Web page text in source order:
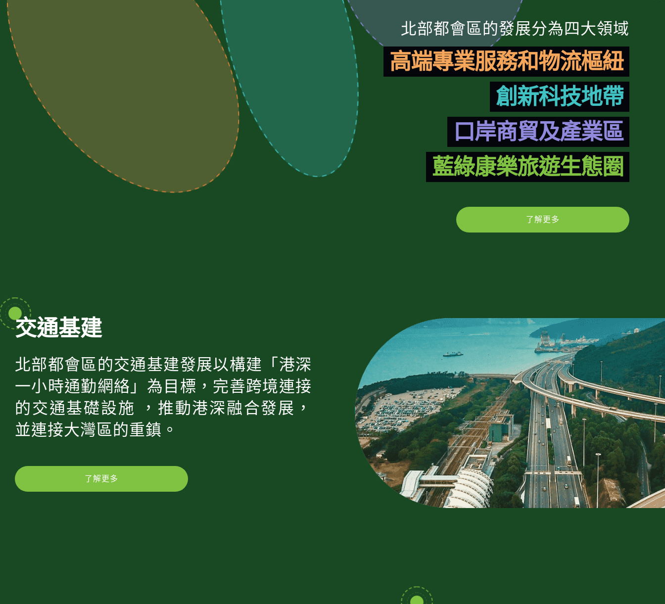
北部都會區的發展分為四大領域
高端專業服務和物流樞紐
創新科技地帶
口岸商貿及產業區
藍綠康樂旅遊生態圈
了解更多
交通基建
北部都會區的交通基建發展以構建「港深
一小時通勤網絡」為目標，完善跨境連接
的交通基礎設施 ，推動港深融合發展，
並連接大灣區的重鎮。
了解更多